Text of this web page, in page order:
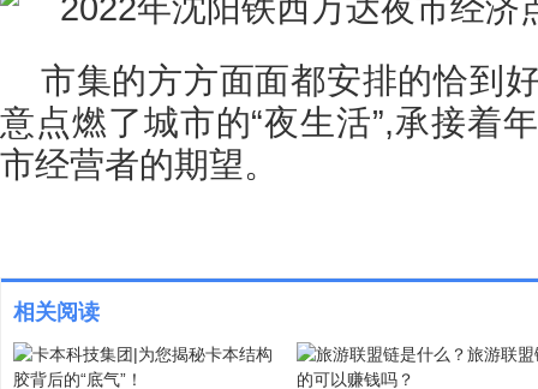
市集的方方面面都安排的恰到
意点燃了城市的“夜生活”,承接着
市经营者的期望。
相关阅读